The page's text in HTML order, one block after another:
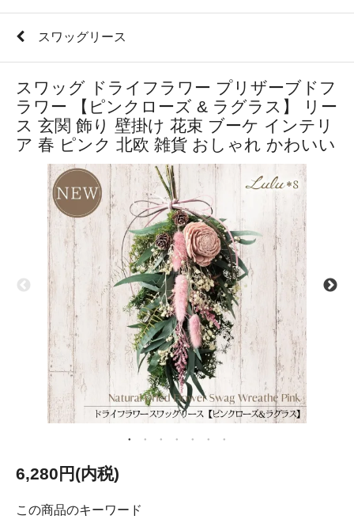
スワッグリース
スワッグ ドライフラワー プリザーブドフ
ラワー 【ピンクローズ & ラグラス】 リー
ス 玄関 飾り 壁掛け 花束 ブーケ インテリ
ア 春 ピンク 北欧 雑貨 おしゃれ かわいい
6,280円(内税)
この商品のキーワード